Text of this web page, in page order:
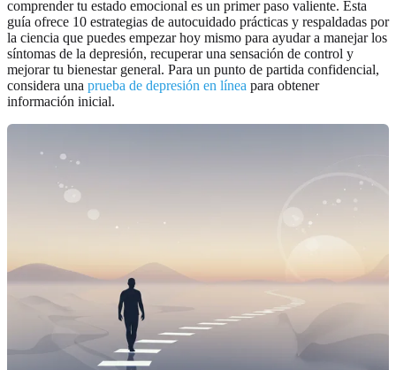
comprender tu estado emocional es un primer paso valiente. Esta
guía ofrece 10 estrategias de autocuidado prácticas y respaldadas por
la ciencia que puedes empezar hoy mismo para ayudar a manejar los
síntomas de la depresión, recuperar una sensación de control y
mejorar tu bienestar general. Para un punto de partida confidencial,
considera una prueba de depresión en línea para obtener
información inicial.